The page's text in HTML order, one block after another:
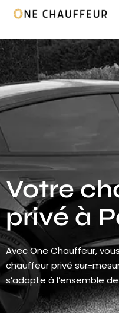
Votre
privé à
Avec One Chauffeur,
chauffeur privé sur-
s’adapte à l’ensemble